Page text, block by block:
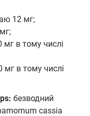
12 мг;
мг в тому числі
мг в тому числі
безводний
cassia